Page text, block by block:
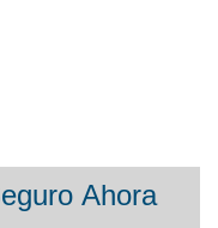
Ahora